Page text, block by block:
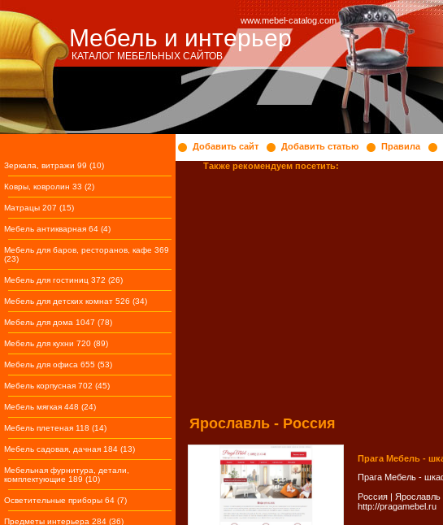
Мебель и интерьер
www.mebel-catalog.com
КАТАЛОГ МЕБЕЛЬНЫХ САЙТОВ
Зеркала, витражи 99 (10)
Ковры, ковролин 33 (2)
Матрацы 207 (15)
Мебель антикварная 64 (4)
Мебель для баров, ресторанов, кафе 369
(23)
Мебель для гостиниц 372 (26)
Мебель для детских комнат 526 (34)
Мебель для дома 1047 (78)
Мебель для кухни 720 (89)
Мебель для офиса 655 (53)
Мебель корпусная 702 (45)
Мебель мягкая 448 (24)
Мебель плетеная 118 (14)
Мебель садовая, дачная 184 (13)
Мебельная фурнитура, детали,
комплектующие 189 (10)
Осветительные приборы 64 (7)
Предметы интерьера 284 (36)
Добавить сайт Добавить статью Правила
Также рекомендуем посетить:
Ярослaвль - Россия
Прага Мебель -
Прага Мебель -
Россия | Ярослaвль
http://pragamebel.ru